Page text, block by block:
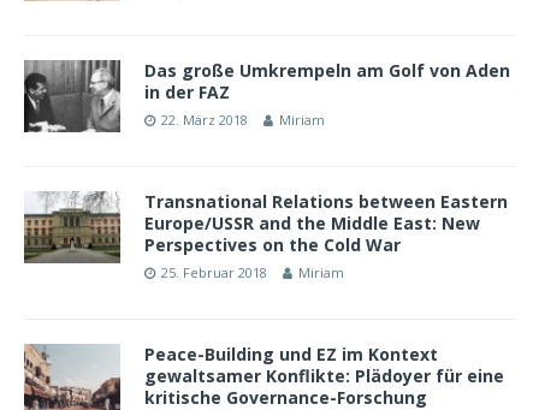
Das große Umkrempeln am Golf von Aden
in der FAZ
22. März 2018 Miriam
Transnational Relations between Eastern
Europe/USSR and the Middle East: New
Perspectives on the Cold War
25. Februar 2018 Miriam
Peace-Building und EZ im Kontext
gewaltsamer Konflikte: Plädoyer für eine
kritische Governance-Forschung